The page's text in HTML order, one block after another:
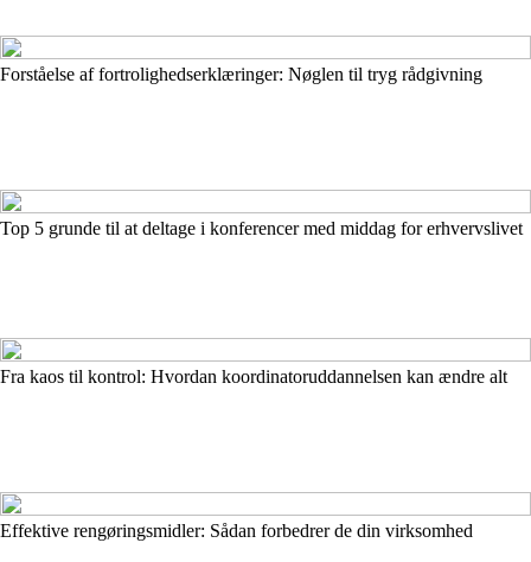
Forståelse af fortrolighedserklæringer: Nøglen til tryg rådgivning
Top 5 grunde til at deltage i konferencer med middag for erhvervslivet
Fra kaos til kontrol: Hvordan koordinatoruddannelsen kan ændre alt
Effektive rengøringsmidler: Sådan forbedrer de din virksomhed